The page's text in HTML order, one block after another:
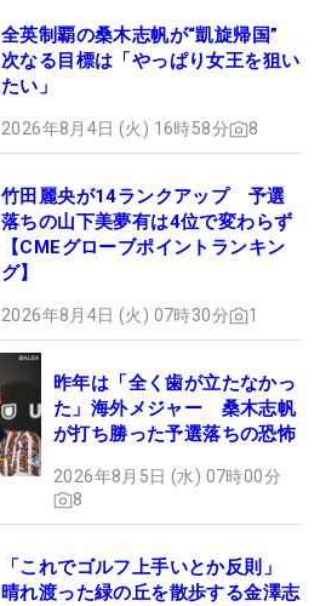
全英制覇の桑木志帆が“凱旋帰国”
次なる目標は「やっぱり女王を狙い
たい」
2026年8月4日 (火) 16時58分 8
竹田麗央が14ランクアップ 予選
落ちの山下美夢有は4位で変わらず
【CMEグローブポイントランキン
グ】
2026年8月4日 (火) 07時30分 1
昨年は「全く歯が立たなかっ
た」海外メジャー 桑木志帆
が打ち勝った予選落ちの恐怖
2026年8月5日 (水) 07時00分
8
「これでゴルフ上手いとか反則」
晴れ渡った緑の丘を散歩する金澤志